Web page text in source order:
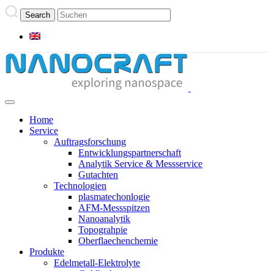
Home
Service
Auftragsforschung
Entwicklungspartnerschaft
Analytik Service & Messservice
Gutachten
Technologien
plasmatechonlogie
AFM-Messspitzen
Nanoanalytik
Topograhpie
Oberflaechenchemie
Produkte
Edelmetall-Elektrolyte